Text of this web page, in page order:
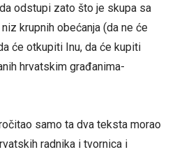
odstupi zato što je skupa sa
krupnih obećanja (da ne će
će otkupiti Inu, da će kupiti
hrvatskim građanima-
samo ta dva teksta morao
radnika i tvornica i